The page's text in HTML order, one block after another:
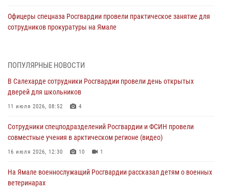
Офицеры спецназа Росгвардии провели практическое занятие для
сотрудников прокуратуры на Ямале
В Уральском округе Росгвардии состоялось заседание
29 июля 2026, 10:39
Сотрудники СОБР «Варк» приняли участие в чемпионате Уральского
28 июля 2026, 05:28 1
На Полярном круге Росгвардия обеспечила безопасность турнира
ПОПУЛЯРНЫЕ НОВОСТИ
В Салехарде сотрудники Росгвардии провели день открытых
дверей для школьников
11 июля 2026, 08:52 4
Сотрудники спецподразделений Росгвардии и ФСИН провели
совместные учения в арктическом регионе (видео)
16 июля 2026, 12:30 10 1
На Ямале военнослужащий Росгвардии рассказал детям о военных
ветеринарах